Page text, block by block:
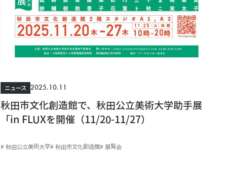
ニュース 2025.10.11
秋田市文化創造館で、秋田公立美術大学助手展
「in FLUXを開催（11/20-11/27）
# 秋田公立美術大学# 秋田市文化創造館# 展覧会